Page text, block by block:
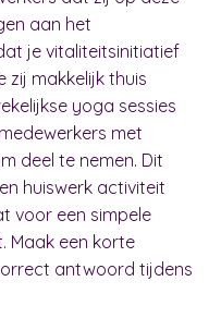
aan het
je vitaliteitsinitiatief
zij makkelijk thuis
yoga sessies
met
deel te nemen. Dit
huiswerk activiteit
voor een simpele
Maak een korte
antwoord tijdens